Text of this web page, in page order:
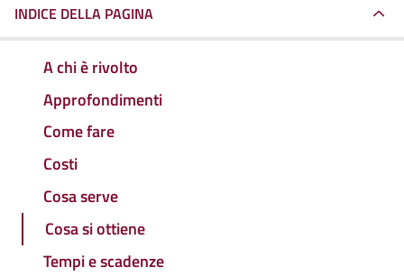
INDICE DELLA PAGINA
A chi è rivolto
Approfondimenti
Come fare
Costi
Cosa serve
Cosa si ottiene
Tempi e scadenze